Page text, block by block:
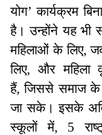
योग’ कार्यक्रम
है। उन्होंने यह भी
महिलाओं के लिए,
लिए, और महिला
हैं, जिससे समाज के
जा सके। इसके
स्कूलों में, 5